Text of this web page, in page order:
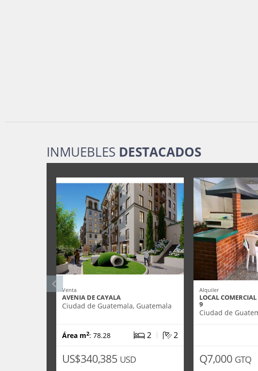
INMUEBLES DESTACADOS
Venta
AVENIA DE CAYALA
Ciudad de Guatemala, Guatemala
Área m2: 78.28 2 | 2
US$340,385 USD
Alquiler
LOCAL
9
Ciudad de
Q7,000 GTQ